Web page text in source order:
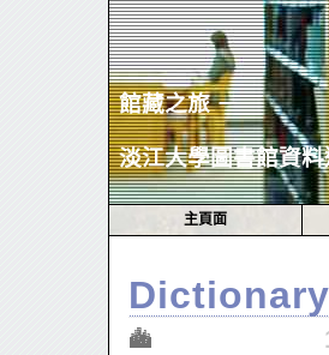
館藏之旅 －
淡江大學圖書館資
主頁面